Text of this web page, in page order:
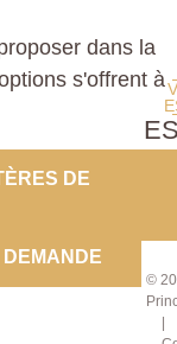
dans la
s'offrent à
DE
©